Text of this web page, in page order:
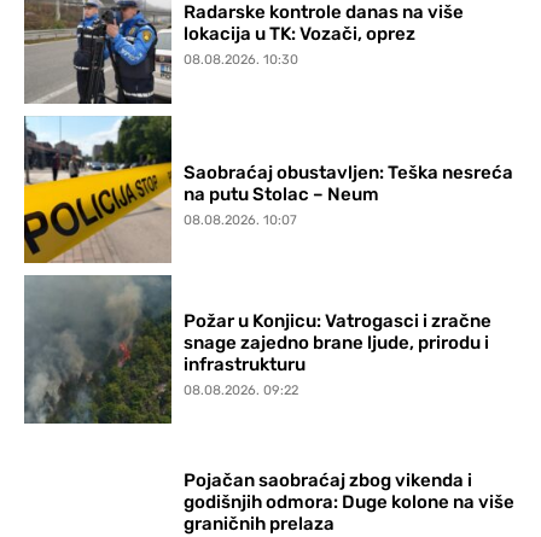
Radarske kontrole danas na više
lokacija u TK: Vozači, oprez
08.08.2026. 10:30
Saobraćaj obustavljen: Teška nesreća
na putu Stolac – Neum
08.08.2026. 10:07
Požar u Konjicu: Vatrogasci i zračne
snage zajedno brane ljude, prirodu i
infrastrukturu
08.08.2026. 09:22
Pojačan saobraćaj zbog vikenda i
godišnjih odmora: Duge kolone na više
graničnih prelaza